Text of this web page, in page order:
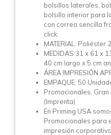
bolsillos laterales,
bolsillo interior para
con correa sencilla
click.
MATERIAL: Poliéster
MEDIDAS:31 x 61 x
40 cm largo x 5 cm
ÁREA IMPRESIÓN
EMPAQUE: 50
Promocionales,
(Imprenta)
En Priming USA
Promocionales para
impresión